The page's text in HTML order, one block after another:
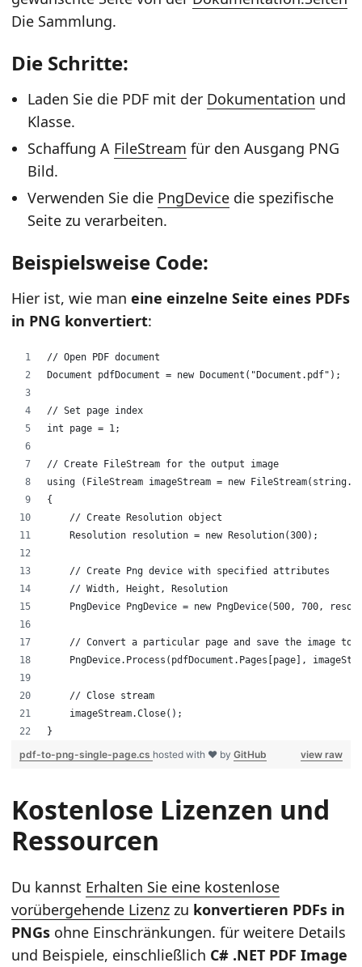
Die Sammlung.
Die Schritte:
Laden Sie die PDF mit der Dokumentation und
Klasse.
Schaffung A FileStream für den Ausgang PNG
Bild.
Verwenden Sie die PngDevice die spezifische
Seite zu verarbeiten.
Beispielsweise Code:
Hier ist, wie man eine einzelne Seite eines PDFs
in PNG konvertiert:
// Open PDF document
Document pdfDocument = new Document("Document.pdf");
// Set page index
int page = 1;
// Create FileStream for the output image
using (FileStream imageStream = new
{
    // Create Resolution object
    Resolution resolution = new Resolution(300);
    // Create Png device with specified attributes
    // Width, Height, Resolution
PngDevice PngDevice = new PngDevice(500, 700,
// Convert a particular page and save the image to
PngDevice.Process(pdfDocument.Pages[page],
    // Close stream
    imageStream.Close();
}
view raw
pdf-to-png-single-page.cs hosted with ❤ by GitHub
Kostenlose Lizenzen und
Ressourcen
Du kannst Erhalten Sie eine kostenlose
vorübergehende Lizenz zu konvertieren PDFs in
PNGs ohne Einschränkungen. für weitere Details
und Beispiele, einschließlich C# .NET PDF Image